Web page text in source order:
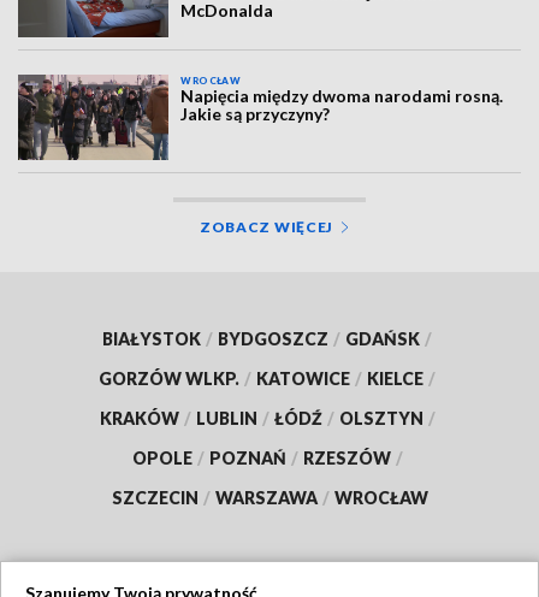
McDonalda
WROCŁAW
Napięcia między dwoma narodami rosną.
Jakie są przyczyny?
ZOBACZ WIĘCEJ
BIAŁYSTOK / BYDGOSZCZ / GDAŃSK /
GORZÓW WLKP. / KATOWICE / KIELCE /
KRAKÓW / LUBLIN / ŁÓDŹ / OLSZTYN /
OPOLE / POZNAŃ / RZESZÓW /
SZCZECIN / WARSZAWA / WROCŁAW
Szanujemy Twoją prywatność